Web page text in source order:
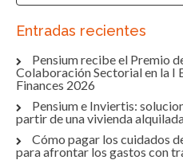
Entradas recientes
Pensium recibe el Premio
Colaboración Sectorial en la I
Finances 2026
Pensium e Inviertis:
partir de una vivienda
Cómo pagar los cuidados
para afrontar los gastos con